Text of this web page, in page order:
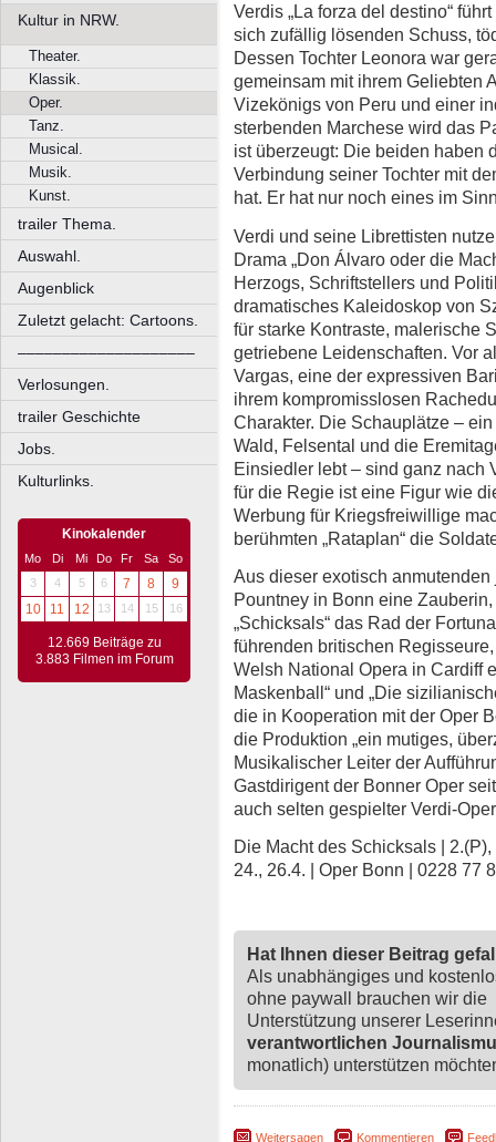
Kultur in NRW.
Theater.
Klassik.
Oper.
Tanz.
Musical.
Musik.
Kunst.
trailer Thema.
Auswahl.
Augenblick
Zuletzt gelacht: Cartoons.
––––––––––––––––––––
Verlosungen.
trailer Geschichte
Jobs.
Kulturlinks.
Kinokalender
Mo Di Mi Do Fr Sa
So
3
4 5 6 7 8
9
10
11 12 13 14 15 16
12.669 Beiträge zu
3.883 Filmen im Forum
Verdis „La forza del destino“
sich zufällig lösenden Schuss,
Dessen Tochter Leonora war
gemeinsam mit ihrem Geliebten
Vizekönigs von Peru und einer
sterbenden Marchese wird das
ist überzeugt: Die beiden haben
Verbindung seiner Tochter mit
hat. Er hat nur noch eines im
Verdi und seine Librettisten
Drama „Don Álvaro oder die
Herzogs, Schriftstellers und
dramatisches Kaleidoskop von
für starke Kontraste, malerische
getriebene Leidenschaften. Vor
Vargas, eine der expressiven
ihrem kompromisslosen
Charakter. Die Schauplätze –
Wald, Felsental und die
Einsiedler lebt – sind ganz nach
für die Regie ist eine Figur wie
Werbung für Kriegsfreiwillige
berühmten „Rataplan“ die
Aus dieser exotisch
Pountney in Bonn eine
„Schicksals“ das Rad der
führenden britischen
Welsh National Opera in Cardiff
Maskenball“ und „Die
die in Kooperation mit der Oper
die Produktion „ein mutiges,
Musikalischer Leiter der
Gastdirigent der Bonner Oper
auch selten gespielter Verdi-
Die Macht des Schicksals |
24., 26.4. | Oper Bonn | 0228 77
Hat Ihnen dieser Beitrag
Als unabhängiges und
ohne paywall brauchen wir die
Unterstützung unserer
verantwortlichen
monatlich) unterstützen
Weitersagen Kommentieren